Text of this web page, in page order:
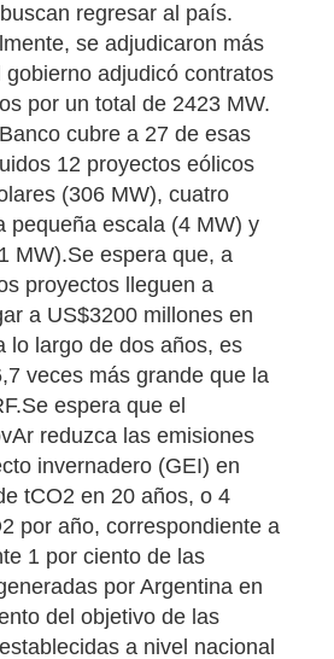
regresar al país.
se adjudicaron más
gobierno adjudicó contratos
por un total de 2423 MW.
cubre a 27 de esas
12 proyectos eólicos
(306 MW), cuatro
pequeña escala (4 MW) y
MW).Se espera que, a
proyectos lleguen a
a US$3200 millones en
lo largo de dos años, es
veces más grande que la
espera que el
reduzca las emisiones
invernadero (GEI) en
tCO2 en 20 años, o 4
por año, correspondiente a
1 por ciento de las
por Argentina en
del objetivo de las
a nivel nacional